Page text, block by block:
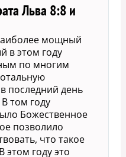
Льва 8:8 и
мощный
в этом году
по многим
последний день
том году
Божественное
позволило
что такое
этом году это